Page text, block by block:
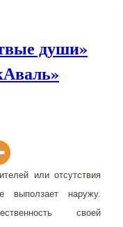
души»
или отсутствия
выползает наружу.
своей